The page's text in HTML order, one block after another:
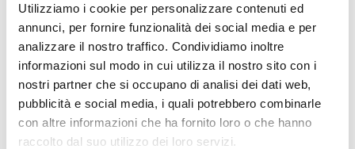
Utilizziamo i cookie per personalizzare contenuti ed
annunci, per fornire funzionalità dei social media e per
analizzare il nostro traffico. Condividiamo inoltre
informazioni sul modo in cui utilizza il nostro sito con i
nostri partner che si occupano di analisi dei dati web,
pubblicità e social media, i quali potrebbero combinarle
con altre informazioni che ha fornito loro o che hanno
raccolto dal suo utilizzo dei loro servizi.
CONDIVIDI
Conosci Obiettivo Europa?
Prova gratis